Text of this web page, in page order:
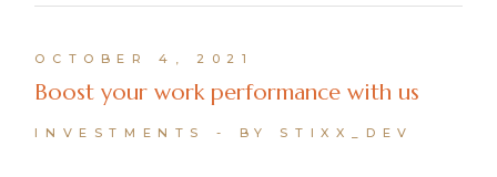
OCTOBER 4, 2021
Boost your work performance with us
INVESTMENTS BY STIXX_DEV